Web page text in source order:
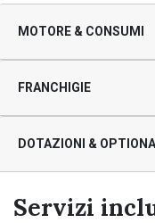
MOTORE & CONSUMI
FRANCHIGIE
DOTAZIONI &
Servizi